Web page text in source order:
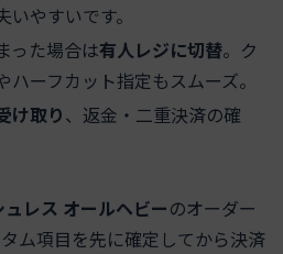
やすいです。
った場合は有人レジに切替。ク
ハーフカット指定もスムーズ。
け取り、返金・二重決済の確
レス オールヘビーのオーダー
ム項目を先に確定してから決済